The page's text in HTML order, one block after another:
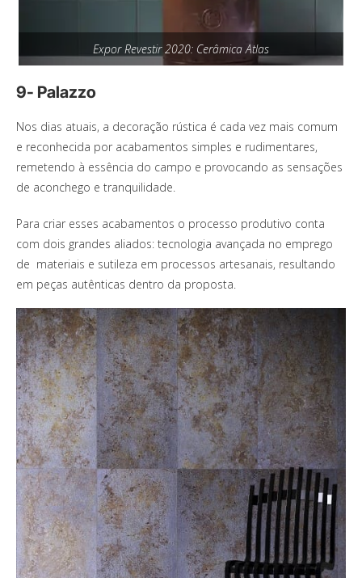
Expor Revestir 2020: Cerâmica Atlas
9- Palazzo
Nos dias atuais, a decoração rústica é cada vez mais comum
e reconhecida por acabamentos simples e rudimentares,
remetendo à essência do campo e provocando as sensações
de aconchego e tranquilidade.
Para criar esses acabamentos o processo produtivo conta
com dois grandes aliados: tecnologia avançada no emprego
de materiais e sutileza em processos artesanais, resultando
em peças autênticas dentro da proposta.